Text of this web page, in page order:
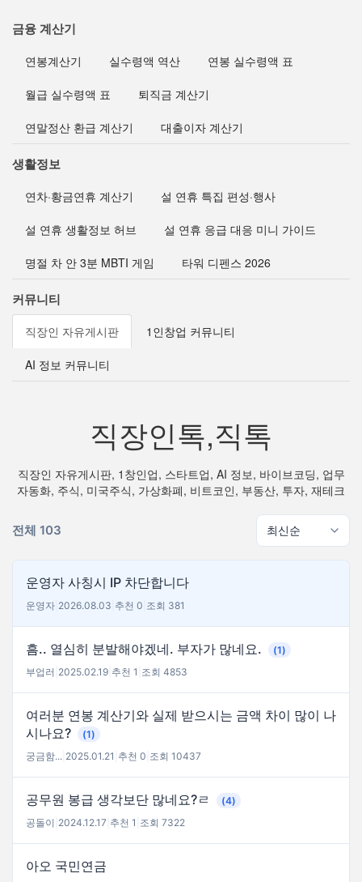
금융 계산기
연봉계산기 실수령액 역산 연봉 실수령액 표
월급 실수령액 표 퇴직금 계산기
연말정산 환급 계산기 대출이자 계산기
생활정보
연차·황금연휴 계산기 설 연휴 특집 편성·행사
설 연휴 생활정보 허브 설 연휴 응급 대응 미니 가이드
명절 차 안 3분 MBTI 게임 타워 디펜스 2026
커뮤니티
직장인 자유게시판 1인창업 커뮤니티
AI 정보 커뮤니티
직장인톡,직톡
직장인 자유게시판, 1창인업, 스타트업, AI 정보, 바이브코딩, 업무
자동화, 주식, 미국주식, 가상화폐, 비트코인, 부동산, 투자, 재테크
전체 103
운영자 사칭시 IP 차단합니다
운영자 2026.08.03 추천 0 조회 381
흠.. 열심히 분발해야겠네. 부자가 많네요.
(1)
부업러 2025.02.19 추천 1 조회 4853
여러분 연봉 계산기와 실제 받으시는 금액 차이 많이 나
시나요?
(1)
궁금함... 2025.01.21 추천 0 조회 10437
공무원 봉급 생각보단 많네요?ㄹ
(4)
공돌이 2024.12.17 추천 1 조회 7322
아오 국민연금